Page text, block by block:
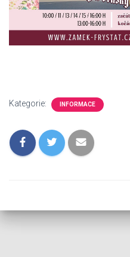
Kategorie: INFORMACE